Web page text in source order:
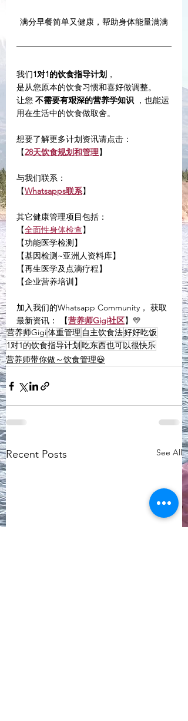
满分早餐简单又健康，帮助身体能量满满
我们1对1的饮食指导计划 ，
是从您原本的饮食习惯和喜好做调整。
让您 不需要有艰深的营养学知识 ，也能运
用在生活中的饮食做取舍。
想要了解更多计划资讯请点击：
【28天饮食规划和管理】
与我们联系：
【Whatsapps联系】
其它健康管理项目包括：
【全面性身体检查】
【功能医学检测】
【基因检测~亚洲人资料库】
【再生医学及点滴疗程】
【企业营养培训】
加入我们的Whatsapp Community， 获取
最新资讯： 【营养师Gigi社区】💛
营养师Gigi体重管理 自主饮食法好好吃饭
1对1的饮食指导计划吃东西也可以很快乐
营养师带你做～饮食管理😃
Recent Posts See All